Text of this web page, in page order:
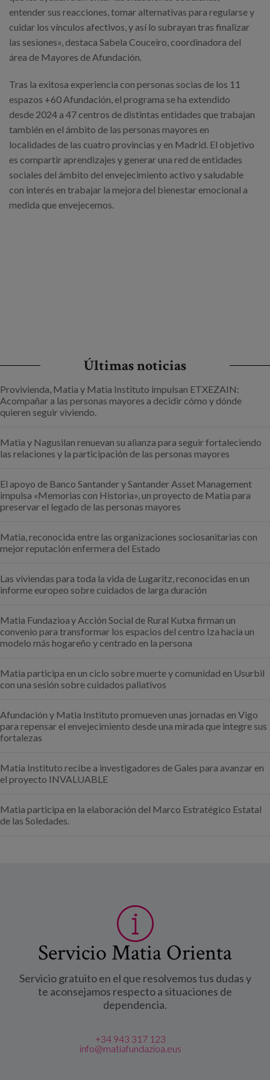
entender sus reacciones, tomar alternativas para regularse y
cuidar los vínculos afectivos, y así lo subrayan tras finalizar
las sesiones», destaca Sabela Couceiro, coordinadora del
área de Mayores de Afundación.
Tras la exitosa experiencia con personas socias de los 11
espazos +60 Afundación, el programa se ha extendido
desde 2024 a 47 centros de distintas entidades que trabajan
también en el ámbito de las personas mayores en
localidades de las cuatro provincias y en Madrid. El objetivo
es compartir aprendizajes y generar una red de entidades
sociales del ámbito del envejecimiento activo y saludable
con interés en trabajar la mejora del bienestar emocional a
medida que envejecemos.
Últimas noticias
Provivienda, Matia y Matia Instituto impulsan ETXEZAIN:
Acompañar a las personas mayores a decidir cómo y dónde
quieren seguir viviendo.
Matia y Nagusilan renuevan su alianza para seguir fortaleciendo
las relaciones y la participación de las personas mayores
El apoyo de Banco Santander y Santander Asset Management
impulsa «Memorias con Historia», un proyecto de Matia para
preservar el legado de las personas mayores
Matia, reconocida entre las organizaciones sociosanitarias con
mejor reputación enfermera del Estado
Las viviendas para toda la vida de Lugaritz, reconocidas en un
informe europeo sobre cuidados de larga duración
Matia Fundazioa y Acción Social de Rural Kutxa firman un
convenio para transformar los espacios del centro Iza hacia un
modelo más hogareño y centrado en la persona
Matia participa en un ciclo sobre muerte y comunidad en Usurbil
con una sesión sobre cuidados paliativos
Afundación y Matia Instituto promueven unas jornadas en Vigo
para repensar el envejecimiento desde una mirada que integre sus
fortalezas
Matia Instituto recibe a investigadores de Gales para avanzar en
el proyecto INVALUABLE
Matia participa en la elaboración del Marco Estratégico Estatal
de las Soledades.
Servicio Matia Orienta
Servicio gratuito en el que resolvemos tus dudas y
te aconsejamos respecto a situaciones de
dependencia.
+34 943 317 123
info@matiafundazioa.eus